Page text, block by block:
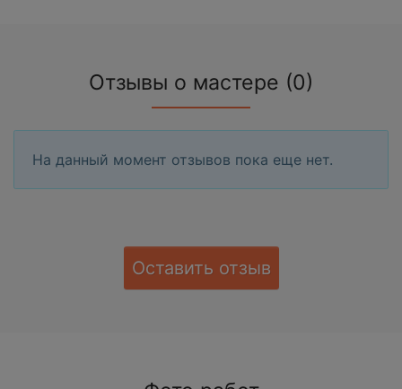
Отзывы о мастере (0)
На данный момент отзывов пока еще нет.
Оставить отзыв